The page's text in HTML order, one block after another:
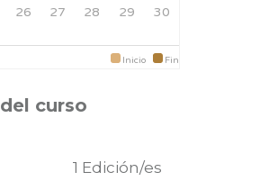
26 27 28 29
30
Inicio Fin
curso
1 Edición/es